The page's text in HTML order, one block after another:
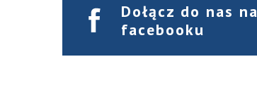
Dołącz do nas na
facebooku